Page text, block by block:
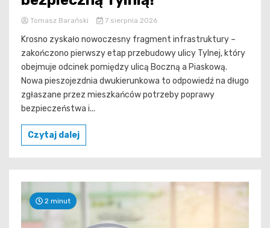
Tomasz Barański 7 sierpnia 2026
Krosno zyskało nowoczesny fragment infrastruktury –
zakończono pierwszy etap przebudowy ulicy Tylnej, który
obejmuje odcinek pomiędzy ulicą Boczną a Piaskową.
Nowa pieszojezdnia dwukierunkowa to odpowiedź na długo
zgłaszane przez mieszkańców potrzeby poprawy
bezpieczeństwa i...
Czytaj dalej
2 minut